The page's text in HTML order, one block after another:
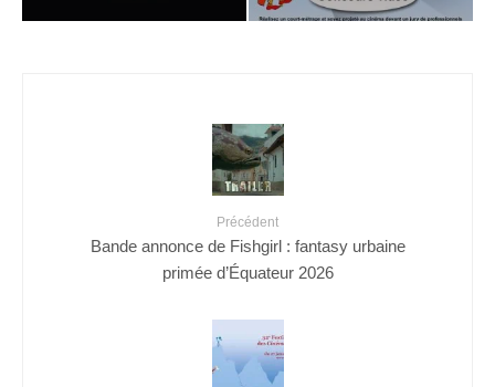
Précédent
Bande annonce de Fishgirl : fantasy urbaine
primée d’Équateur 2026